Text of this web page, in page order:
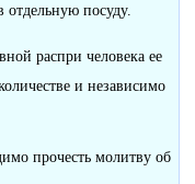
посуду.
распри человека ее
и независимо
прочесть молитву об